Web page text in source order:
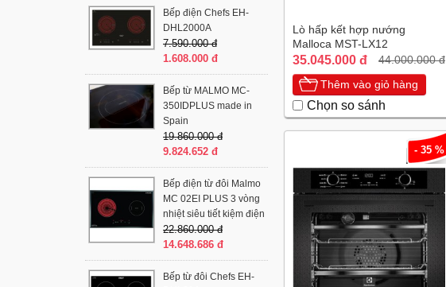
Lò hấp kết hợp nướng
Malloca MST-LX12
35.045.000 đ 44.000.000 đ
Thêm vào giỏ hàng
Chọn so sánh
- 35 %
Bếp điện Chefs EH-
DHL2000A
7.590.000 đ
1.608.000 đ
Bếp từ MALMO MC-
350IDPLUS made in
Spain
19.860.000 đ
9.824.652 đ
Bếp điện từ đôi Malmo
MC 02EI PLUS 3 vòng
nhiệt siêu tiết kiệm điện
22.860.000 đ
14.648.686 đ
Bếp từ đôi Chefs EH-